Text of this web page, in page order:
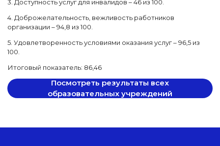
3. Доступность услуг для инвалидов – 46 из 100.
4. Доброжелательность, вежливость работников
организации – 94,8 из 100.
5. Удовлетворенность условиями оказания услуг – 96,5 из
100.
Итоговый показатель: 86,46
Посмотреть результаты всех
образовательных учреждений